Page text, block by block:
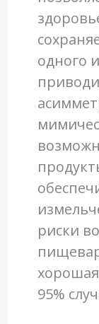
одного
риски
95%